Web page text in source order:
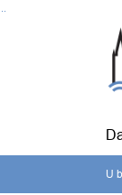
U